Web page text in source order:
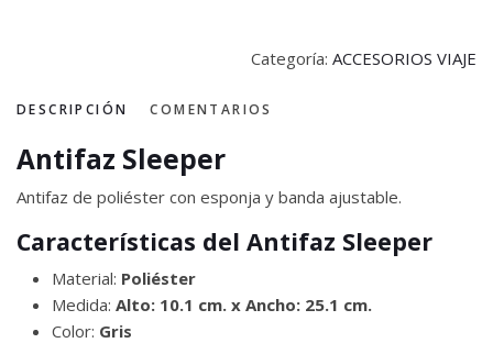
Categoría: ACCESORIOS VIAJE
DESCRIPCIÓN COMENTARIOS
Antifaz Sleeper
Antifaz de poliéster con esponja y banda ajustable.
Características del Antifaz Sleeper
Material: Poliéster
Medida: Alto: 10.1 cm. x Ancho: 25.1 cm.
Color: Gris